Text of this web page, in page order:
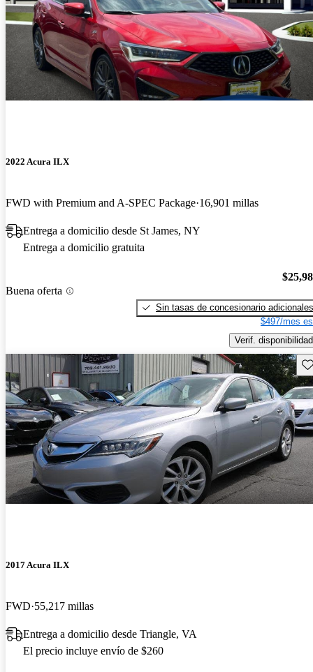
2022 Acura ILX
FWD with Premium and A-SPEC Package 16,901 millas
Entrega a domicilio desde St James, NY
Entrega a domicilio gratuita
Buena oferta
Sin tasas de concesionario adicionales
$497/mes
Verif. disponibilidad
2017 Acura ILX
FWD 55,217 millas
Entrega a domicilio desde Triangle, VA
El precio incluye envío de $260